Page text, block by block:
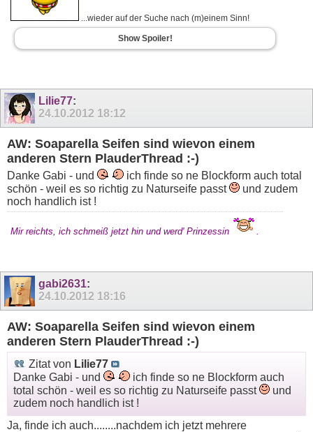
...wieder auf der Suche nach (m)einem Sinn!
Show Spoiler!
Lilie77:
24.10.2012 18:12
AW: Soaparella Seifen sind wievon einem
anderen Stern PlauderThread :-)
Danke Gabi - und
ich finde so ne Blockform auch total
schön - weil es so richtig zu Naturseife passt
und zudem
noch handlich ist !
Mir reichts, ich schmeiß jetzt hin und werd' Prinzessin
gabi2631:
24.10.2012 18:16
AW: Soaparella Seifen sind wievon einem
anderen Stern PlauderThread :-)
Zitat von Lilie77
Danke Gabi - und
ich finde so ne Blockform auch
total schön - weil es so richtig zu Naturseife passt
und
zudem noch handlich ist !
Ja, finde ich auch........nachdem ich jetzt mehrere